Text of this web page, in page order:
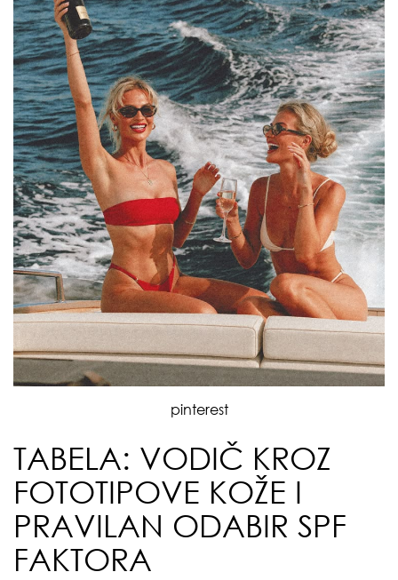
pinterest
TABELA: VODIČ KROZ
FOTOTIPOVE KOŽE I
PRAVILAN ODABIR SPF
FAKTORA